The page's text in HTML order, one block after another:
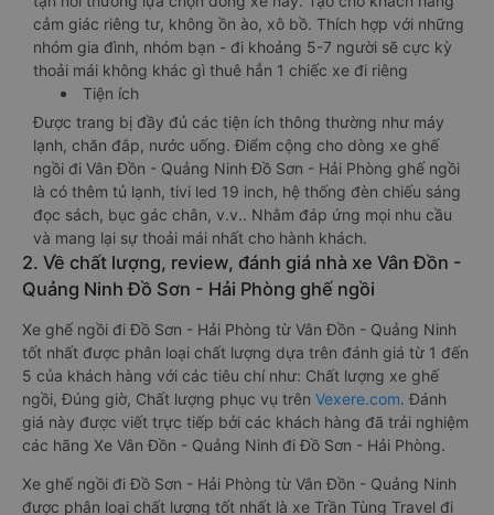
cảm giác riêng tư, không ồn ào, xô bồ. Thích hợp với những
nhóm gia đình, nhóm bạn - đi khoảng 5-7 người sẽ cực kỳ
thoải mái không khác gì thuê hẳn 1 chiếc xe đi riêng
Tiện ích
Được trang bị đầy đủ các tiện ích thông thường như máy
lạnh, chăn đắp, nước uống. Điểm cộng cho dòng xe ghế
ngồi đi Vân Đồn - Quảng Ninh Đồ Sơn - Hải Phòng ghế ngồi
là có thêm tủ lạnh, tivi led 19 inch, hệ thống đèn chiếu sáng
đọc sách, bục gác chân, v.v.. Nhằm đáp ứng mọi nhu cầu
và mang lại sự thoải mái nhất cho hành khách.
2. Về chất lượng, review, đánh giá nhà xe Vân Đồn -
Quảng Ninh Đồ Sơn - Hải Phòng ghế ngồi
Xe ghế ngồi đi Đồ Sơn - Hải Phòng từ Vân Đồn - Quảng Ninh
tốt nhất được phân loại chất lượng dựa trên đánh giá từ 1 đến
5 của khách hàng với các tiêu chí như: Chất lượng xe ghế
ngồi, Đúng giờ, Chất lượng phục vụ trên Vexere.com. Đánh
giá này được viết trực tiếp bởi các khách hàng đã trải nghiệm
các hãng Xe Vân Đồn - Quảng Ninh đi Đồ Sơn - Hải Phòng.
Xe ghế ngồi đi Đồ Sơn - Hải Phòng từ Vân Đồn - Quảng Ninh
được phân loại chất lượng tốt nhất là xe Trần Tùng Travel đi